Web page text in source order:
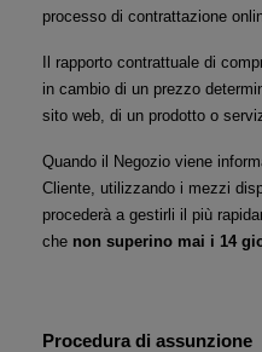
processo di contrattazione
Il rapporto contrattuale di
in cambio di un prezzo
sito web, di un prodotto o
Quando il Negozio viene
Cliente, utilizzando i mezzi
procederà a gestirli il più
che non superino mai i 14
Procedura di assunzione